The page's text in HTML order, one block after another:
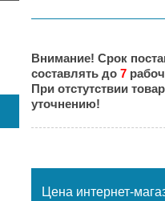
Великий Новгород:
Нальчик:
Самара:
Тверь:
Внимание! Срок
составлять до 7
При отстутствии
уточнению!
Цена интернет-